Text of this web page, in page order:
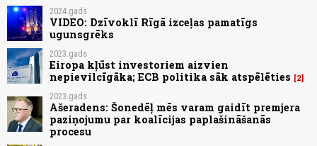
2024.gads
VIDEO: Dzīvoklī Rīgā izceļas pamatīgs
ugunsgrēks
2023.gads
Eiropa kļūst investoriem aizvien
nepievilcīgāka; ECB politika sāk atspēlēties
2
2023.gads
Ašeradens: Šonedēļ mēs varam gaidīt premjera
paziņojumu par koalīcijas paplašināšanās
procesu